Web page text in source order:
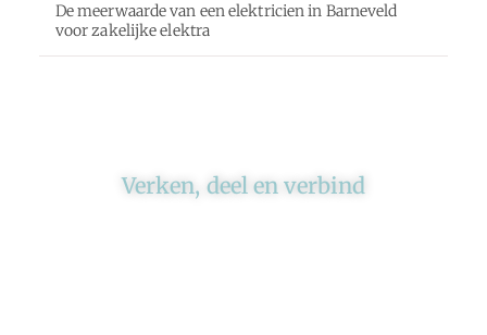
De meerwaarde van een elektricien in Barneveld
voor zakelijke elektra
Verken, deel en verbind